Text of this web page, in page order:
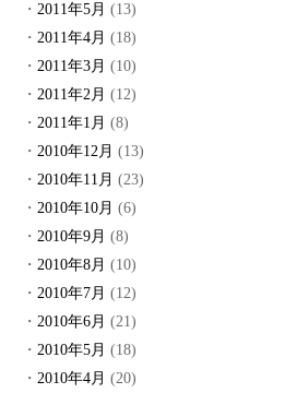
2011年5月 (13)
2011年4月 (18)
2011年3月 (10)
2011年2月 (12)
2011年1月 (8)
2010年12月 (13)
2010年11月 (23)
2010年10月 (6)
2010年9月 (8)
2010年8月 (10)
2010年7月 (12)
2010年6月 (21)
2010年5月 (18)
2010年4月 (20)